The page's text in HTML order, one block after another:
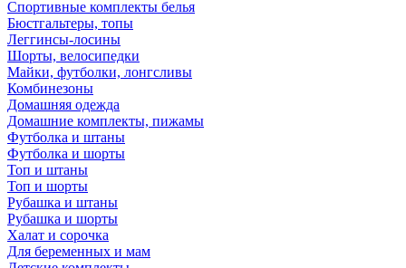
Спортивные комплекты белья
Бюстгальтеры, топы
Леггинсы-лосины
Шорты, велосипедки
Майки, футболки, лонгсливы
Комбинезоны
Домашняя одежда
Домашние комплекты, пижамы
Футболка и штаны
Футболка и шорты
Топ и штаны
Топ и шорты
Рубашка и штаны
Рубашка и шорты
Халат и сорочка
Для беременных и мам